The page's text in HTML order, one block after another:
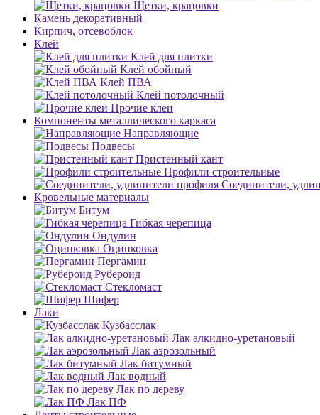
Щетки, крацовки
Камень декоративный
Кирпич, отсевоблок
Клей
Клей для плитки
Клей обойный
Клей ПВА
Клей потолочный
Прочие клеи
Компоненты металлического каркаса
Направляющие
Подвесы
Пристенный кант
Профили строительные
Соединители,
Кровельные материалы
Битум
Гибкая черепица
Ондулин
Оцинковка
Пергамин
Рубероид
Стекломаст
Шифер
Лаки
Кузбасслак
Лак алкидно-уретановый
Лак аэрозольный
Лак битумный
Лак водный
Лак по дереву
Лак ПФ